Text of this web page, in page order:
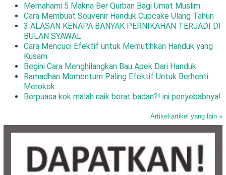
Memahami 5 Makna Ber Qurban Bagi Umat Muslim
Cara Membuat Souvenir Handuk Cupcake Ulang Tahun
3 ALASAN KENAPA BANYAK PERNIKAHAN TERJADI DI
BULAN SYAWAL
Cara Mencuci Efektif untuk Memutihkan Handuk yang
Kusam
Begini Cara Menghilangkan Bau Apek Dari Handuk
Ramadhan Momentum Paling Efektif Untuk Berhenti
Merokok
Berpuasa kok malah naik berat badan?! ini penyebabnya!
Artikel-artikel yang lain »